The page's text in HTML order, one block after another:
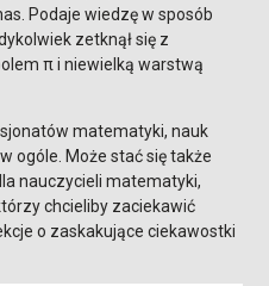
Podaje wiedzę w sposób
zetknął się z
π i niewielką warstwą
matematyki, nauk
ogóle. Może stać się także
nauczycieli matematyki,
chcieliby zaciekawić
o zaskakujące ciekawostki